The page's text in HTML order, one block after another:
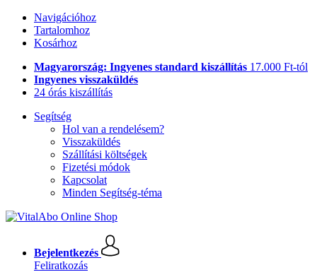
Navigációhoz
Tartalomhoz
Kosárhoz
Magyarország: Ingyenes standard kiszállítás 17.000 Ft-tól
Ingyenes visszaküldés
24 órás kiszállítás
Segítség
Hol van a rendelésem?
Visszaküldés
Szállítási költségek
Fizetési módok
Kapcsolat
Minden Segítség-téma
Bejelentkezés
Feliratkozás